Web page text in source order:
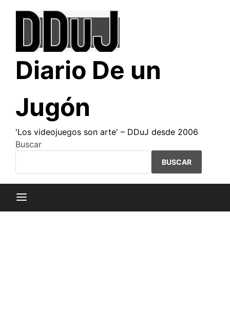
Diario De un
Jugón
'Los videojuegos son arte' – DDuJ desde 2006
Buscar
BUSCAR